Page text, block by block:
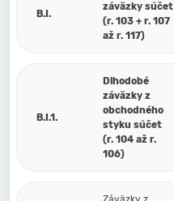
B.I.
záväzky súčet
(r. 103 + r. 107
až r. 117)
B.I.1.
Dlhodobé
záväzky z
obchodného
styku súčet
(r. 104 až r.
106)